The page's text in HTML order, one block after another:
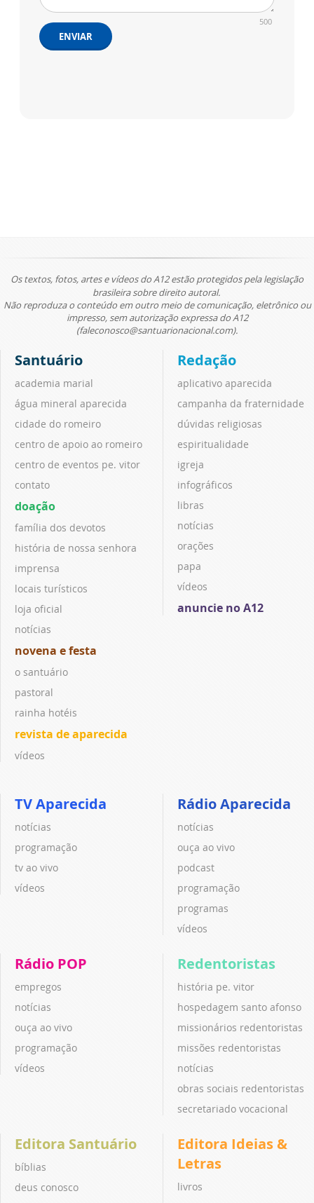
500
ENVIAR
Os textos, fotos, artes e vídeos do A12 estão protegidos pela legislação
brasileira sobre direito autoral.
Não reproduza o conteúdo em outro meio de comunicação, eletrônico ou
impresso, sem autorização expressa do A12
(faleconosco@santuarionacional.com).
Santuário
academia marial
água mineral aparecida
cidade do romeiro
centro de apoio ao romeiro
centro de eventos pe. vitor
contato
doação
família dos devotos
história de nossa senhora
imprensa
locais turísticos
loja oficial
notícias
novena e festa
o santuário
pastoral
rainha hotéis
revista de aparecida
vídeos
Redação
aplicativo aparecida
campanha da fraternidade
dúvidas religiosas
espiritualidade
igreja
infográficos
libras
notícias
orações
papa
vídeos
anuncie no A12
TV Aparecida
notícias
programação
tv ao vivo
vídeos
Rádio Aparecida
notícias
ouça ao vivo
podcast
programação
programas
vídeos
Rádio POP
empregos
notícias
ouça ao vivo
programação
vídeos
Redentoristas
história pe. vitor
hospedagem santo afonso
missionários redentoristas
missões redentoristas
notícias
obras sociais redentoristas
secretariado vocacional
Editora Santuário
bíblias
deus conosco
Editora Ideias &
Letras
livros